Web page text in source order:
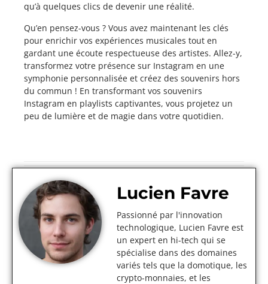
qu’à quelques clics de devenir une réalité.
Qu’en pensez-vous ? Vous avez maintenant les clés
pour enrichir vos expériences musicales tout en
gardant une écoute respectueuse des artistes. Allez-y,
transformez votre présence sur Instagram en une
symphonie personnalisée et créez des souvenirs hors
du commun ! En transformant vos souvenirs
Instagram en playlists captivantes, vous projetez un
peu de lumière et de magie dans votre quotidien.
Lucien Favre
Passionné par l'innovation
technologique, Lucien Favre est
un expert en hi-tech qui se
spécialise dans des domaines
variés tels que la domotique, les
crypto-monnaies, et les